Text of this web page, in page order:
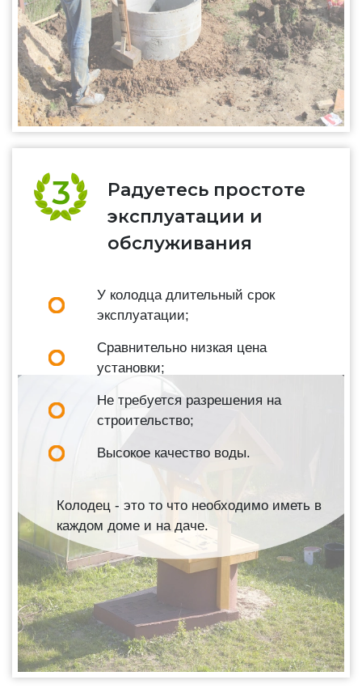
Радуетесь простоте
эксплуатации и
обслуживания
У колодца длительный срок
эксплуатации;
Сравнительно низкая цена
установки;
Не требуется разрешения на
строительство;
Высокое качество воды.
Колодец - это то что необходимо иметь в
каждом доме и на даче.